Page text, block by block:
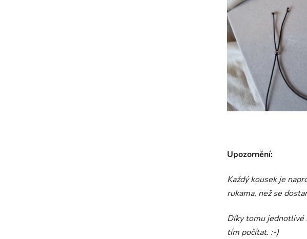
Upozornění:
Každý kousek je
rukama, než se
Díky tomu jednotlivé
tím počítat. :-)